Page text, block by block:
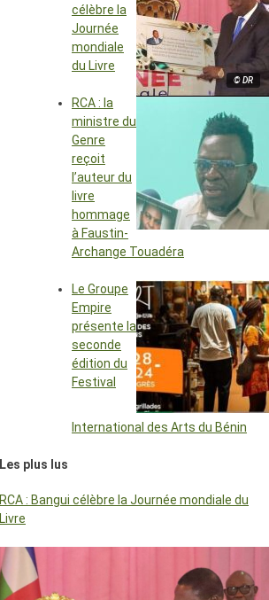
© DR
célèbre la
Journée
mondiale
du Livre
RCA : la
ministre du
Genre
reçoit
l’auteur du
livre
hommage
à Faustin-
Archange Touadéra
Le Groupe
Empire
présente la
seconde
édition du
Festival
International des Arts du Bénin
Les plus lus
RCA : Bangui célèbre la Journée mondiale du
Livre